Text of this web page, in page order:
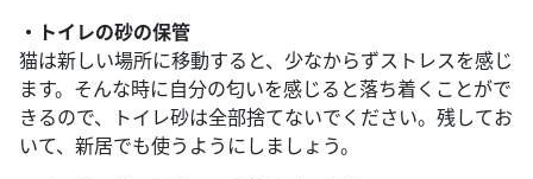
・トイレの砂の保管
猫は新しい場所に移動すると、少なからずストレスを感じ
ます。そんな時に自分の匂いを感じると落ち着くことがで
きるので、トイレ砂は全部捨てないでください。残してお
いて、新居でも使うようにしましょう。